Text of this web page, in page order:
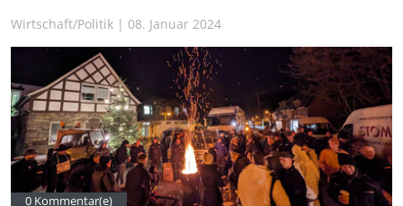
Wirtschaft/Politik | 08. Januar 2024
0 Kommentar(e)